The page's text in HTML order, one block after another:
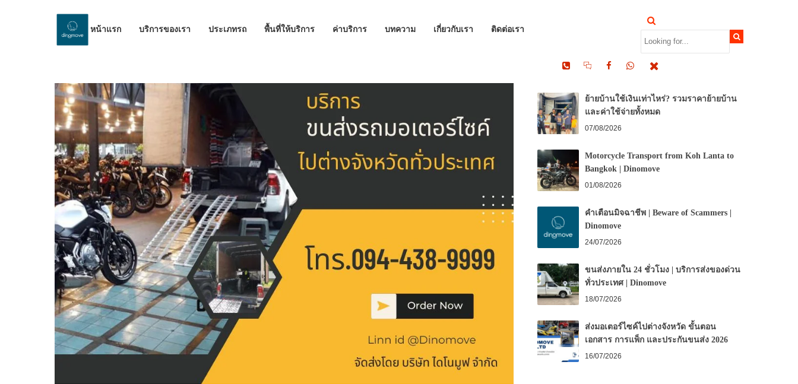
หน้าแรก บริการของเรา ประเภทรถ พื้นที่ให้บริการ ค่าบริการ บทความ เกี่ยวกับเรา ติดต่อเรา
RECENT POSTS
ย้ายบ้านใช้เงินเท่าไหร่? รวมราคาย้ายบ้าน
และค่าใช้จ่ายทั้งหมด
07/08/2026
Motorcycle Transport from Koh Lanta to
Bangkok | Dinomove
01/08/2026
คำเตือนมิจฉาชีพ | Beware of Scammers |
Dinomove
24/07/2026
ขนส่งภายใน 24 ชั่วโมง | บริการส่งของด่วน
ทั่วประเทศ | Dinomove
18/07/2026
ส่งมอเตอร์ไซค์ไปต่างจังหวัด ขั้นตอน
เอกสาร การแพ็ก และประกันขนส่ง 2026
16/07/2026